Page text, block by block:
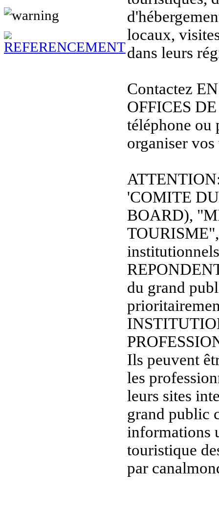
locaux,
dans leurs
Contactez
OFFICES
téléphone ou
organiser
'COMITE
BOARD),
du grand
Ils peuvent
les
leurs sites
grand public
informations
touristique
par